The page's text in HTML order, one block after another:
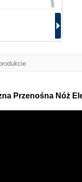
Przenośna Nóż